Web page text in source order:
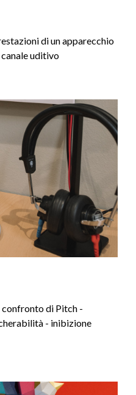
di un apparecchio
uditivo
di Pitch -
- inibizione